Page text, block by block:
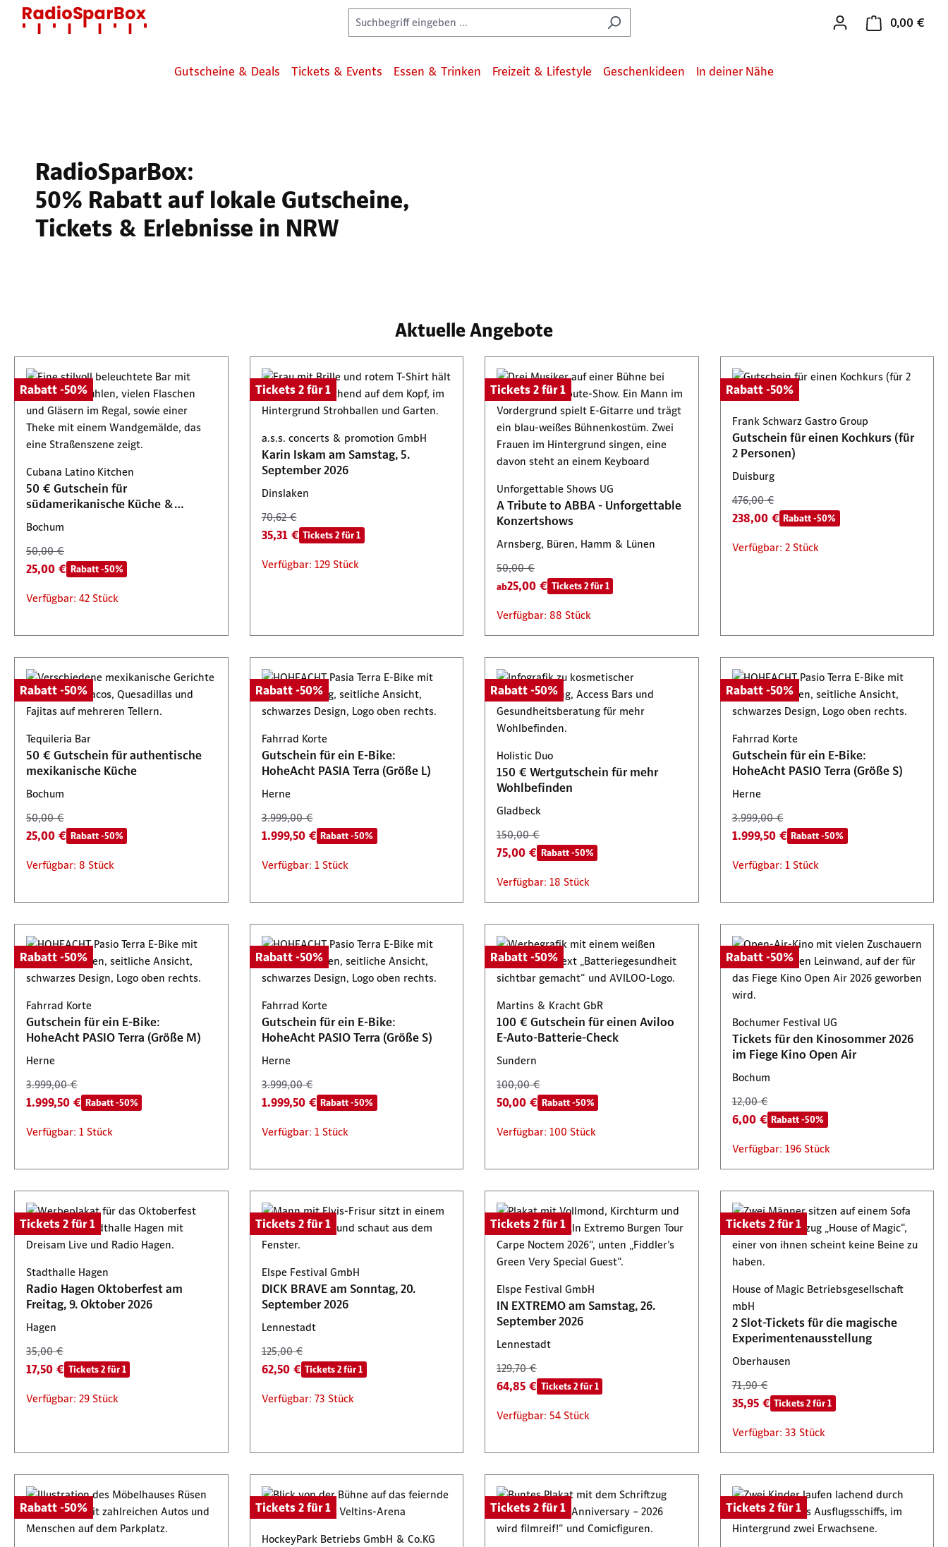
Hauptinhalt springen
Zur Suche springen
Zur Hauptnavigation springen 0,00 €
Gutscheine & Deals Tickets & Events Essen & Trinken Freizeit & Lifestyle Geschenkideen In deiner Nähe
RadioSparBox:
50% Rabatt auf lokale Gutscheine,
Tickets & Erlebnisse in NRW
Aktuelle Angebote
Rabatt -50%
Cubana Latino Kitchen
50 € Gutschein für
südamerikanische Küche &
Cocktails
Bochum
50,00 €
25,00 € Rabatt -50%
Verfügbar: 42 Stück
Tickets 2 für 1
a.s.s. concerts & promotion GmbH
Karin Iskam am Samstag, 5.
September 2026
Dinslaken
70,62 €
35,31 € Tickets 2 für 1
Verfügbar: 129 Stück
Tickets 2 für 1
Unforgettable Shows UG
A Tribute to ABBA - Unforgettable
Konzertshows
Arnsberg, Büren, Hamm & Lünen
50,00 €
ab25,00 € Tickets 2 für 1
Verfügbar: 88 Stück
Rabatt -50%
Frank Schwarz Gastro Group
Gutschein für einen Kochkurs (für
2 Personen)
Duisburg
476,00 €
238,00 € Rabatt -50%
Verfügbar: 2 Stück
Rabatt -50%
Tequileria Bar
50 € Gutschein für authentische
mexikanische Küche
Bochum
50,00 €
25,00 € Rabatt -50%
Verfügbar: 8 Stück
Rabatt -50%
Fahrrad Korte
Gutschein für ein E-Bike:
HoheAcht PASIA Terra (Größe L)
Herne
3.999,00 €
1.999,50 € Rabatt -50%
Verfügbar: 1 Stück
Rabatt -50%
Holistic Duo
150 € Wertgutschein für mehr
Wohlbefinden
Gladbeck
150,00 €
75,00 € Rabatt -50%
Verfügbar: 18 Stück
Rabatt -50%
Fahrrad Korte
Gutschein für ein E-Bike:
HoheAcht PASIO Terra (Größe S)
Herne
3.999,00 €
1.999,50 € Rabatt -50%
Verfügbar: 1 Stück
Rabatt -50%
Fahrrad Korte
Gutschein für ein E-Bike:
HoheAcht PASIO Terra (Größe M)
Herne
3.999,00 €
1.999,50 € Rabatt -50%
Verfügbar: 1 Stück
Rabatt -50%
Fahrrad Korte
Gutschein für ein E-Bike:
HoheAcht PASIO Terra (Größe S)
Herne
3.999,00 €
1.999,50 € Rabatt -50%
Verfügbar: 1 Stück
Rabatt -50%
Martins & Kracht GbR
100 € Gutschein für einen Aviloo
E-Auto-Batterie-Check
Sundern
100,00 €
50,00 € Rabatt -50%
Verfügbar: 100 Stück
Rabatt -50%
Bochumer Festival UG
Tickets für den Kinosommer 2026
im Fiege Kino Open Air
Bochum
12,00 €
6,00 € Rabatt -50%
Verfügbar: 196 Stück
Tickets 2 für 1
Stadthalle Hagen
Radio Hagen Oktoberfest am
Freitag, 9. Oktober 2026
Hagen
35,00 €
17,50 € Tickets 2 für 1
Verfügbar: 29 Stück
Tickets 2 für 1
Elspe Festival GmbH
DICK BRAVE am Sonntag, 20.
September 2026
Lennestadt
125,00 €
62,50 € Tickets 2 für 1
Verfügbar: 73 Stück
Tickets 2 für 1
Elspe Festival GmbH
IN EXTREMO am Samstag, 26.
September 2026
Lennestadt
129,70 €
64,85 € Tickets 2 für 1
Verfügbar: 54 Stück
Tickets 2 für 1
House of Magic Betriebsgesellschaft
mbH
2 Slot-Tickets für die magische
Experimentenausstellung
Oberhausen
71,90 €
35,95 € Tickets 2 für 1
Verfügbar: 33 Stück
Rabatt -50% Tickets 2 für 1
HockeyPark Betriebs GmbH & Co.KG
Tickets 2 für 1 Tickets 2 für 1